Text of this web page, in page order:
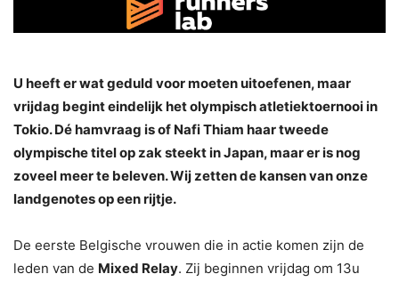
U heeft er wat geduld voor moeten uitoefenen, maar
vrijdag begint eindelijk het olympisch atletiektoernooi in
Tokio. Dé hamvraag is of Nafi Thiam haar tweede
olympische titel op zak steekt in Japan, maar er is nog
zoveel meer te beleven. Wij zetten de kansen van onze
landgenotes op een rijtje.
De eerste Belgische vrouwen die in actie komen zijn de
leden van de Mixed Relay. Zij beginnen vrijdag om 13u